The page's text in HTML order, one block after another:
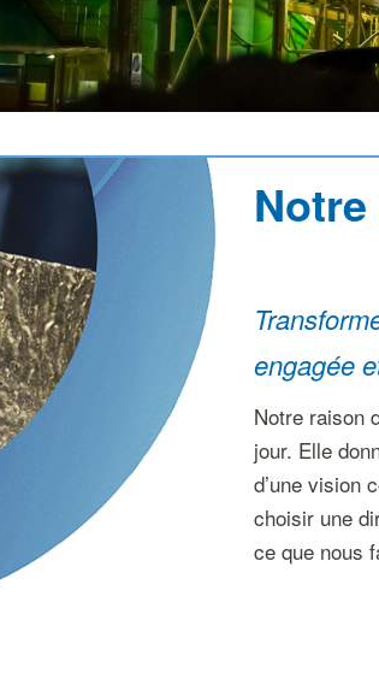
engagée
Notre raison
jour. Elle
d’une vision
choisir une
ce que nous